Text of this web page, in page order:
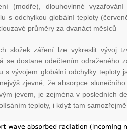
(modře), dlouhovlnné
s odchylkou globální teploty
průměry za dvanáct měsíců
složek záření lze vykreslit vývoj
se dostane odečtením odraženého
s vývojem globální odchylky teploty
zjevné, že absorpce
jevem, je zejména v posledních
teploty, i když tam